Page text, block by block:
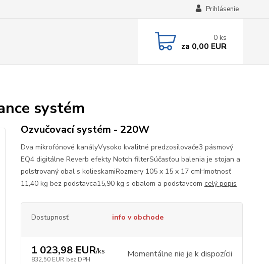
Prihlásenie
0 ks
za 0,00 EUR
systém
Ozvučovací systém - 220W
Dva mikrofónové kanályVysoko kvalitné predzosilovače3 pásmový
EQ4 digitálne Reverb efekty Notch filterSúčasťou balenia je stojan a
polstrovaný obal s kolieskamiRozmery 105 x 15 x 17 cmHmotnosť
11,40 kg bez podstavca15,90 kg s obalom a podstavcom celý popis
Dostupnosť info v obchode
1 023,98 EUR/ks
832,50 EUR bez DPH Momentálne nie je k dispozícii